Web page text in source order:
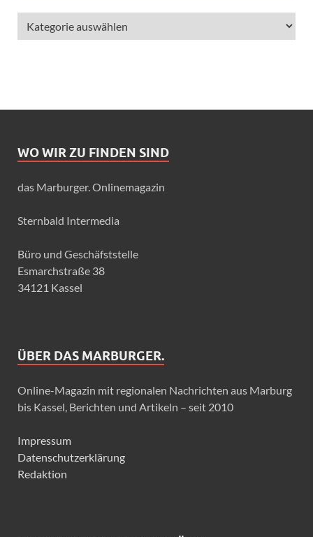
WO WIR ZU FINDEN SIND
das Marburger. Onlinemagazin
Sternbald Intermedia
Büro und Geschäfststelle
Esmarchstraße 38
34121 Kassel
ÜBER DAS MARBURGER.
Online-Magazin mit regionalen Nachrichten aus Marburg
bis Kassel, Berichten und Artikeln – seit 2010
Impressum
Datenschutzerklärung
Redaktion